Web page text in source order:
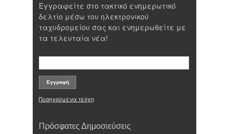
Εγγραφείτε στο τακτικό ενημερωτικό
δελτίο μέσω του ηλεκτρονικού
ταχυδρομείου σας και ενημερωθείτε με
τα τελευταία νέα!
Προηγούμενα τεύχη
Πρόσφατες Δημοσιεύσεις